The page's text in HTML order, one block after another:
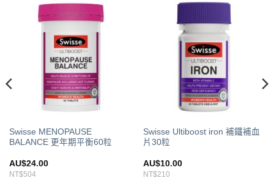
Swisse MENOPAUSE
BALANCE 更年期平衡60粒
AU$24.00
NT$504
Swisse Ultiboost iron 補鐵補血
片30粒
AU$10.00
NT$210